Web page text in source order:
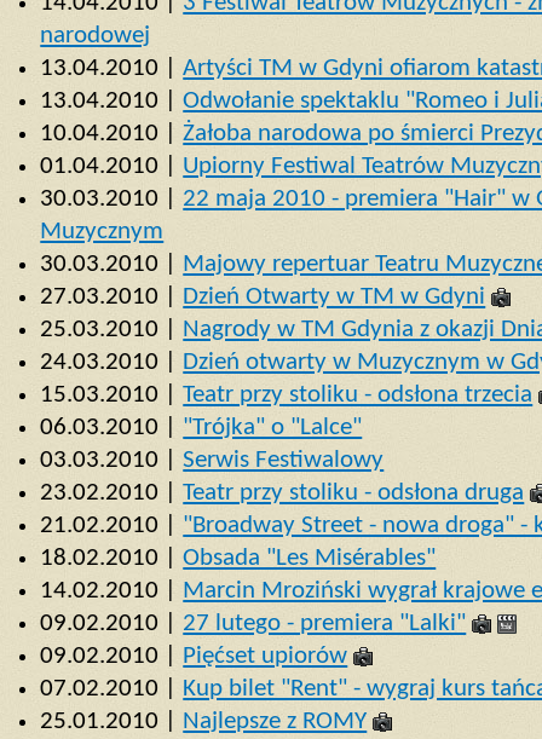
narodowej
13.04.2010 |Artyści TM w Gdyni ofiarom
13.04.2010 |Odwołanie spektaklu "Romeo i
10.04.2010 |Żałoba narodowa po śmierci
01.04.2010 | Upiorny Festiwal Teatrów
30.03.2010 | 22 maja 2010 - premiera "Hair" w
Muzycznym
30.03.2010 | Majowy repertuar Teatru
27.03.2010 | Dzień Otwarty w TM w Gdyni
25.03.2010 | Nagrody w TM Gdynia z okazji
24.03.2010 | Dzień otwarty w Muzycznym w
15.03.2010 |Teatr przy stoliku - odsłona trzecia
06.03.2010 | "Trójka" o "Lalce"
03.03.2010 |Serwis Festiwalowy
23.02.2010 |Teatr przy stoliku - odsłona druga
21.02.2010 | "Broadway Street - nowa droga" -
18.02.2010 |Obsada "Les Misérables"
14.02.2010 | Marcin Mroziński wygrał krajowe
09.02.2010 | 27 lutego - premiera "Lalki"
09.02.2010 | Pięćset upiorów
07.02.2010 | Kup bilet "Rent" - wygraj kurs
25.01.2010 | Najlepsze z ROMY